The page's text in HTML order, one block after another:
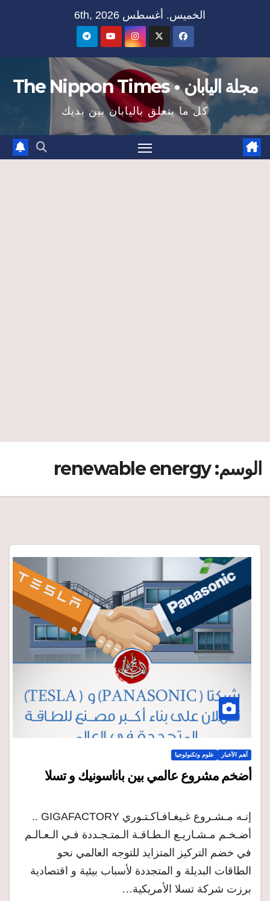
الخميس. أغسطس 6th, 2026
مجلة اليابان • The Nippon Times
كل ما يتعلق باليابان بين يديك
الوسم:renewable energy
أهم الأخبار علوم وتكنولوجيا
أضخم مشروع عالمي بين باناسونيك و تسلا
إنـه مـشـروع غـيغـافـاكـتـوري GIGAFACTORY ..
أضـخـم مـشـاريـع الـطـاقـة الـمتـجـددة فـي الـعـالـم
في خضم التركيز المتزايد للتوجه العالمي نحو
الطاقات البديلة و المتجددة لأسباب بيئية و اقتصادية
برزت شركة تسلا الأمريكية…